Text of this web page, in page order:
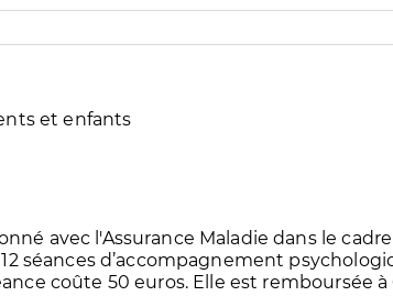
et enfants
avec l'Assurance Maladie dans le
séances d’accompagnement
coûte 50 euros. Elle est remboursée à